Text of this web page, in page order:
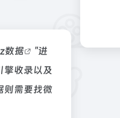
数据
"进
擎收录以及
则需要找微